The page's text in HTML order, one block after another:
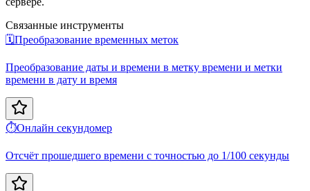
Связанные инструменты
🗓️Преобразование временных меток
Преобразование даты и времени в метку времени и метки
времени в дату и время
⏱️Онлайн секундомер
Отсчёт прошедшего времени с точностью до 1/100 секунды